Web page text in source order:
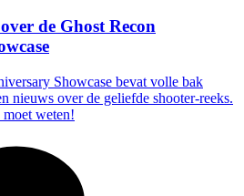
de Ghost Recon
Showcase bevat volle bak
nieuws over de geliefde shooter-reeks.
weten!